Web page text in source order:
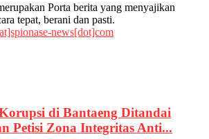
Porta berita yang menyajikan
tepat, berani dan pasti.
news[dot]com
di Bantaeng Ditandai
Petisi Zona Integritas Anti...